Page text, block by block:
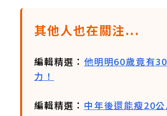
其他人也在關注...
編輯精選： 他明明60歲竟有
力！
編輯精選： 中年後還能瘦20